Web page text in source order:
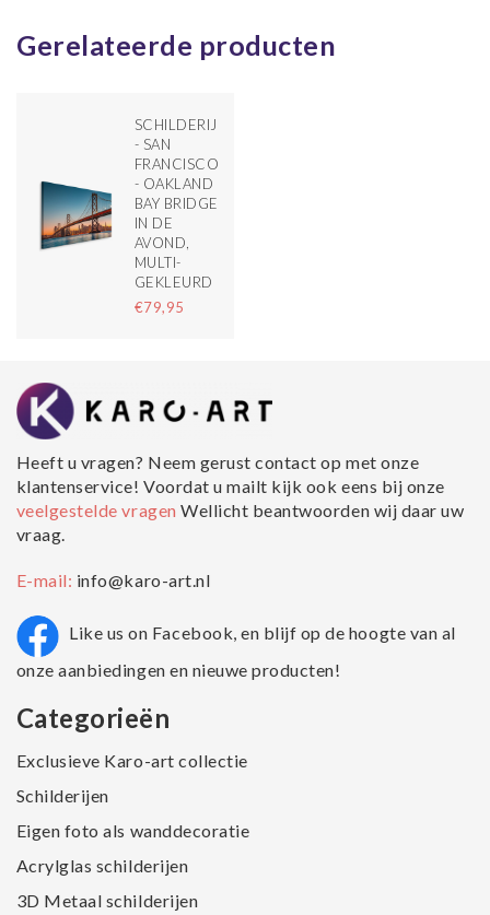
Gerelateerde producten
SCHILDERIJ
- SAN
FRANCISCO
- OAKLAND
BAY BRIDGE
IN DE
AVOND,
MULTI-
GEKLEURD
€79,95
Heeft u vragen? Neem gerust contact op met onze
klantenservice! Voordat u mailt kijk ook eens bij onze
veelgestelde vragenWellicht beantwoorden wij daar uw
vraag.
E-mail: info@karo-art.nl
Like us on Facebook, en blijf op de hoogte van al
onze aanbiedingen en nieuwe producten!
Categorieën
Exclusieve Karo-art collectie
Schilderijen
Eigen foto als wanddecoratie
Acrylglas schilderijen
3D Metaal schilderijen